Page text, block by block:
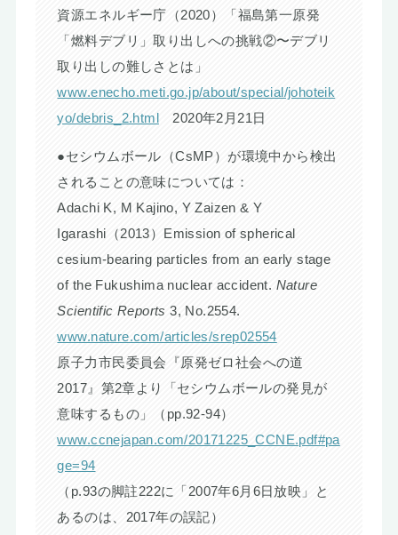
資源エネルギー庁（2020）「福島第一原発
「燃料デブリ」取り出しへの挑戦②〜デブリ
取り出しの難しさとは」
www.enecho.meti.go.jp/about/special/johoteik
yo/debris_2.html2020年2月21日
●セシウムボール（CsMP）が環境中から検出
されることの意味については：
Adachi K, M Kajino, Y Zaizen & Y
Igarashi（2013）Emission of spherical
cesium-bearing particles from an early stage
of the Fukushima nuclear accident. Nature
Scientific Reports3, No.2554.
www.nature.com/articles/srep02554
原子力市民委員会『原発ゼロ社会への道
2017』第2章より「セシウムボールの発見が
意味するもの」（pp.92-94）
www.ccnejapan.com/20171225_CCNE.pdf#pa
ge=94
（p.93の脚註222に「2007年6月6日放映」と
あるのは、2017年の誤記）